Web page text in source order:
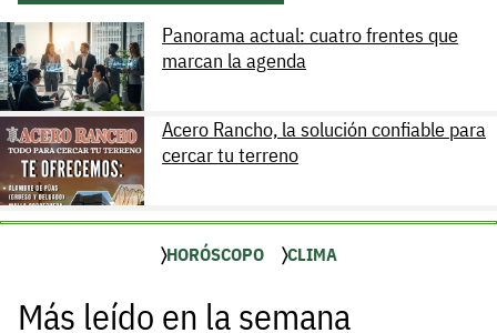
Panorama actual: cuatro frentes que
marcan la agenda
Acero Rancho, la solución confiable para
cercar tu terreno
HORÓSCOPO CLIMA
Más leído en la semana